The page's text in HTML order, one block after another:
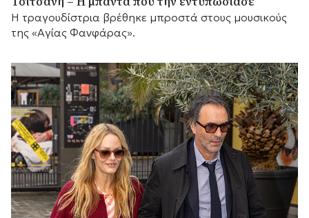
Η τραγουδίστρια βρέθηκε μπροστά στους μουσικούς
της «Αγίας Φανφάρας».